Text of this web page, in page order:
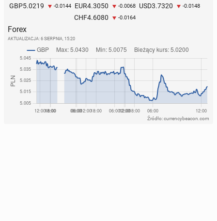
GBP5.0219 -0.0144 EUR4.3050 -0.0068 USD3.7320 -0.0148
CHF4.6080 -0.0164
Forex
AKTUALIZACJA: 6 SIERPNIA, 15:20
Źródło: currencybeacon.com